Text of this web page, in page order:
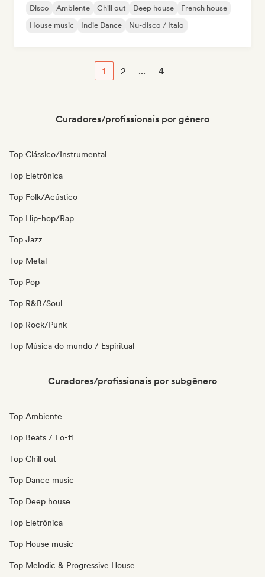
Disco Ambiente Chill out Deep house
French house
House music
Indie Dance Nu-disco / Italo
1 2 ... 4
Curadores/profissionais por género
Top Clássico/Instrumental
Top Eletrônica
Top Folk/Acústico
Top Hip-hop/Rap
Top Jazz
Top Metal
Top Pop
Top R&B/Soul
Top Rock/Punk
Top Música do mundo / Espiritual
Curadores/profissionais por subgênero
Top Ambiente
Top Beats / Lo-fi
Top Chill out
Top Dance music
Top Deep house
Top Eletrônica
Top House music
Top Melodic & Progressive House